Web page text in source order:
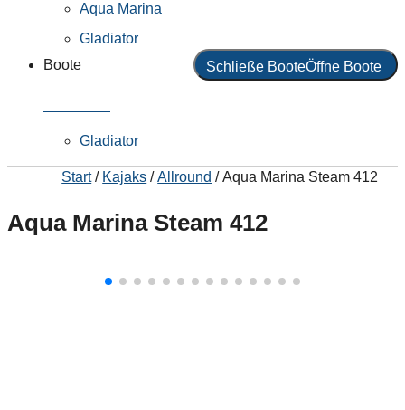
Aqua Marina
Gladiator
Boote
Schließe BooteÖffne Boote
Gladiator
Start/ Kajaks /Allround / Aqua Marina Steam 412
Aqua Marina Steam 412